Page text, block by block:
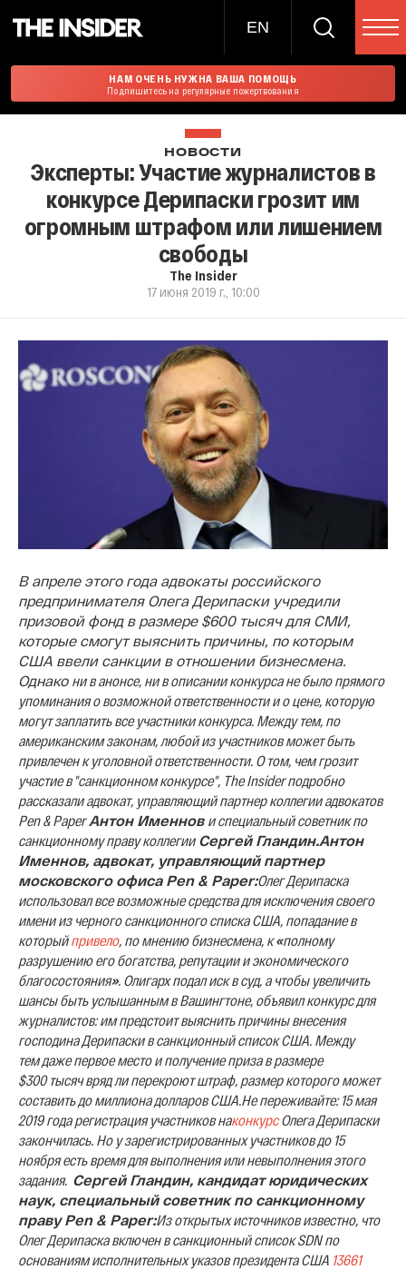
EN
НАМ ОЧЕНЬ НУЖНА ВАША ПОМОЩЬ
Подпишитесь на регулярные пожертвования
НОВОСТИ
Эксперты: Участие журналистов в
конкурсе Дерипаски грозит им
огромным штрафом или лишением
свободы
The Insider
17 июня 2019 г., 10:00
В апреле этого года адвокаты российского
предпринимателя Олега Дерипаски учредили
призовой фонд в размере $600 тысяч для СМИ,
которые смогут выяснить причины, по которым
США ввели санкции в отношении бизнесмена.
Однако ни в анонсе, ни в описании конкурса не было прямого
упоминания о возможнойответственностии о цене, которую
могут заплатить все участники конкурса. Между тем, по
американским законам, любой из участников может быть
привлечен к уголовной ответственности. О том, чем грозит
участие в "санкционном конкурсе", The Insider подробно
рассказали адвокат, управляющий партнер коллегии адвокатов
Pen & PaperАнтон Именнов и специальный советник по
санкционному праву коллегииСергей Гландин.Антон
Именнов, адвокат, управляющий партнер
московского офиса Pen & Paper:Олег Дерипаска
использовал все возможные средства для исключения своего
имени из черного санкционного списка США, попадание в
которыйпривело, по мнению бизнесмена, к«полному
разрушениюего богатства, репутации и экономического
благосостояния». Олигарх подал иск в суд, а чтобы увеличить
шансы быть услышанным в Вашингтоне, объявил конкурс для
журналистов: им предстоит выяснить причины внесения
господина Дерипаски в санкционный список США. Между
темдаже первое место и получение приза в размере
$300 тысяч вряд ли перекроют штраф, размер которого может
составить до миллиона долларов США. Не переживайте: 15 мая
2019 года регистрация участников наконкурсОлега Дерипаски
закончилась. Но у зарегистрированных участников до 15
ноября есть время для выполнения или невыполнения этого
задания. Сергей Гландин, кандидат юридических
наук, специальный советник по санкционному
праву Pen & Paper:Из открытых источников известно, что
Олег Дерипаска включен в санкционный список SDN по
основаниям исполнительных указов президента США 13661